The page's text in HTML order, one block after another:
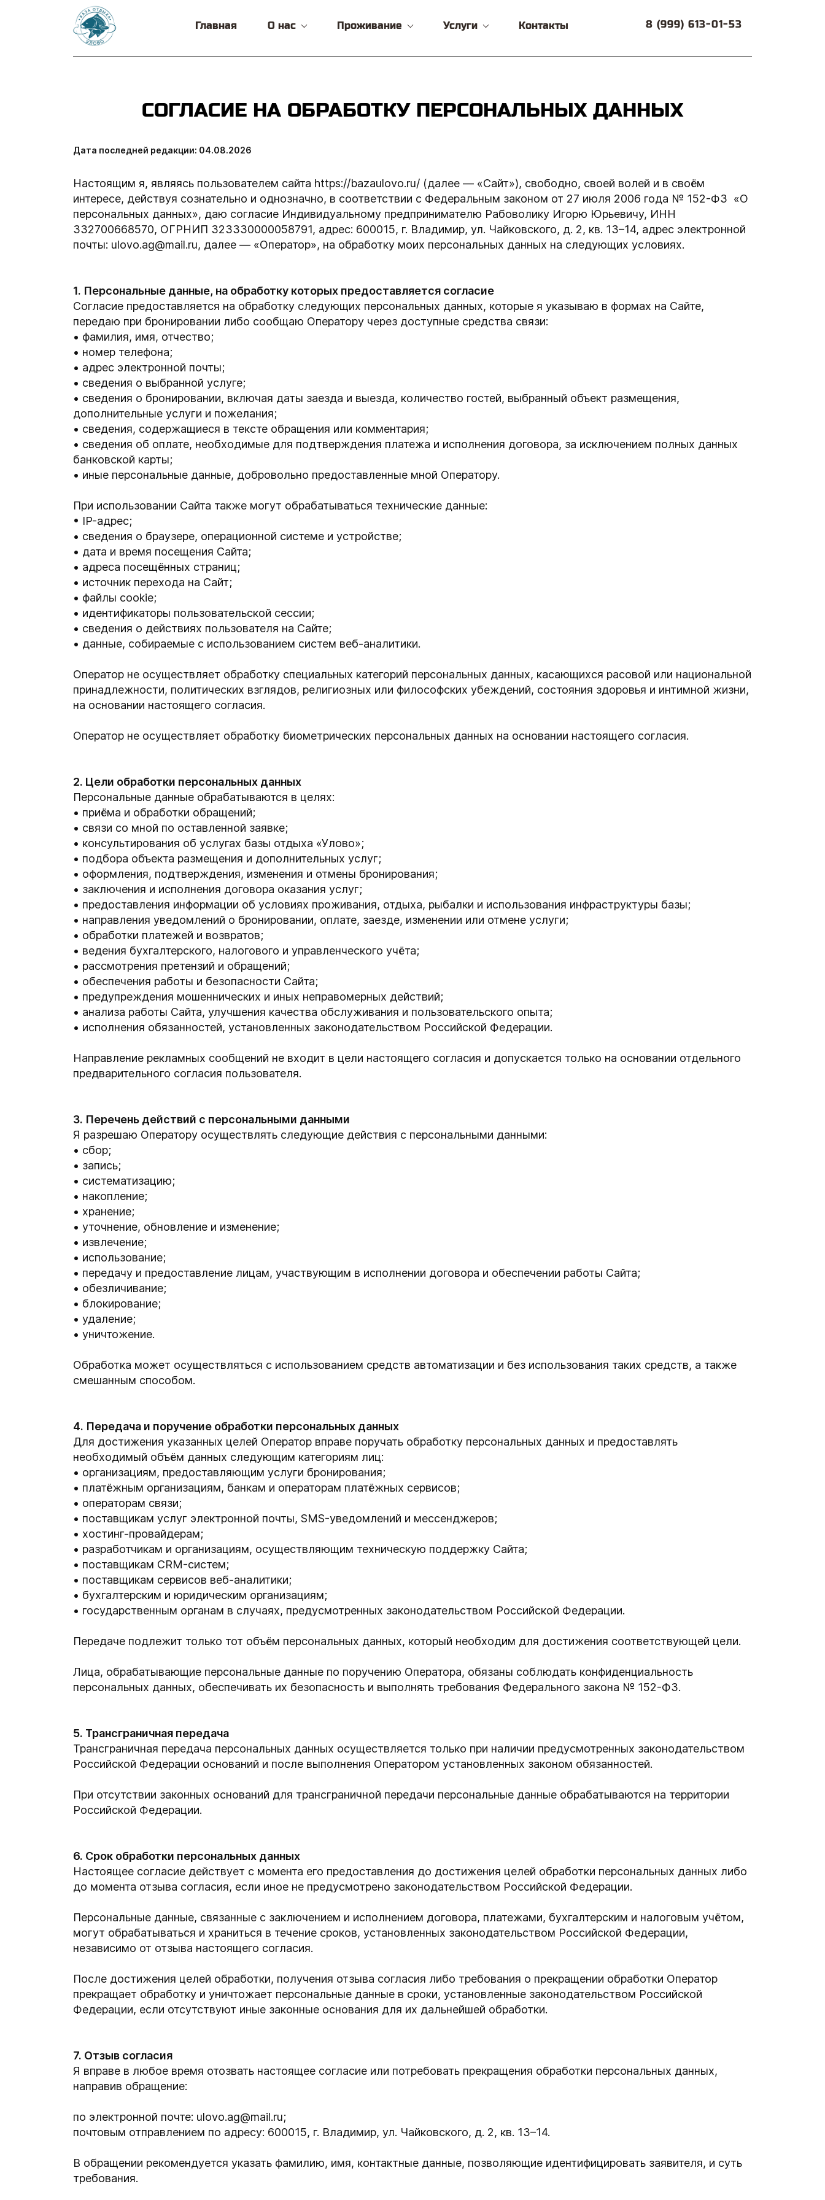
Главная О нас Проживание Услуги Контакты 8 (999) 613-01-53
СОГЛАСИЕ НА ОБРАБОТКУ ПЕРСОНАЛЬНЫХ ДАННЫХ
Дата последней редакции: 04.08.2026
Настоящим я, являясь пользователем сайта https://bazaulovo.ru/ (далее — «Сайт»), свободно, своей волей и в своём
интересе, действуя сознательно и однозначно, в соответствии с Федеральным законом от 27 июля 2006 года № 152-ФЗ «О
персональных данных», даю согласие Индивидуальному предпринимателю Рабоволику Игорю Юрьевичу, ИНН
332700668570, ОГРНИП 323330000058791, адрес: 600015, г. Владимир, ул. Чайковского, д. 2, кв. 13–14, адрес электронной
почты: ulovo.ag@mail.ru, далее — «Оператор», на обработку моих персональных данных на следующих условиях.
1. Персональные данные, на обработку которых предоставляется согласие
Согласие предоставляется на обработку следующих персональных данных, которые я указываю в формах на Сайте,
передаю при бронировании либо сообщаю Оператору через доступные средства связи:
фамилия, имя, отчество;
номер телефона;
адрес электронной почты;
сведения о выбранной услуге;
сведения о бронировании, включая даты заезда и выезда, количество гостей, выбранный объект размещения,
дополнительные услуги и пожелания;
сведения, содержащиеся в тексте обращения или комментария;
сведения об оплате, необходимые для подтверждения платежа и исполнения договора, за исключением полных данных
банковской карты;
иные персональные данные, добровольно предоставленные мной Оператору.
При использовании Сайта также могут обрабатываться технические данные:
IP-адрес;
сведения о браузере, операционной системе и устройстве;
дата и время посещения Сайта;
адреса посещённых страниц;
источник перехода на Сайт;
файлы cookie;
идентификаторы пользовательской сессии;
сведения о действиях пользователя на Сайте;
данные, собираемые с использованием систем веб-аналитики.
Оператор не осуществляет обработку специальных категорий персональных данных, касающихся расовой или национальной
принадлежности, политических взглядов, религиозных или философских убеждений, состояния здоровья и интимной жизни,
на основании настоящего согласия.
Оператор не осуществляет обработку биометрических персональных данных на основании настоящего согласия.
2. Цели обработки персональных данных
Персональные данные обрабатываются в целях:
приёма и обработки обращений;
связи со мной по оставленной заявке;
консультирования об услугах базы отдыха «Улово»;
подбора объекта размещения и дополнительных услуг;
оформления, подтверждения, изменения и отмены бронирования;
заключения и исполнения договора оказания услуг;
предоставления информации об условиях проживания, отдыха, рыбалки и использования инфраструктуры базы;
направления уведомлений о бронировании, оплате, заезде, изменении или отмене услуги;
обработки платежей и возвратов;
ведения бухгалтерского, налогового и управленческого учёта;
рассмотрения претензий и обращений;
обеспечения работы и безопасности Сайта;
предупреждения мошеннических и иных неправомерных действий;
анализа работы Сайта, улучшения качества обслуживания и пользовательского опыта;
исполнения обязанностей, установленных законодательством Российской Федерации.
Направление рекламных сообщений не входит в цели настоящего согласия и допускается только на основании отдельного
предварительного согласия пользователя.
3. Перечень действий с персональными данными
Я разрешаю Оператору осуществлять следующие действия с персональными данными:
сбор;
запись;
систематизацию;
накопление;
хранение;
уточнение, обновление и изменение;
извлечение;
использование;
передачу и предоставление лицам, участвующим в исполнении договора и обеспечении работы Сайта;
обезличивание;
блокирование;
удаление;
уничтожение.
Обработка может осуществляться с использованием средств автоматизации и без использования таких средств, а также
смешанным способом.
4. Передача и поручение обработки персональных данных
Для достижения указанных целей Оператор вправе поручать обработку персональных данных и предоставлять
необходимый объём данных следующим категориям лиц:
организациям, предоставляющим услуги бронирования;
платёжным организациям, банкам и операторам платёжных сервисов;
операторам связи;
поставщикам услуг электронной почты, SMS-уведомлений и мессенджеров;
хостинг-провайдерам;
разработчикам и организациям, осуществляющим техническую поддержку Сайта;
поставщикам CRM-систем;
поставщикам сервисов веб-аналитики;
бухгалтерским и юридическим организациям;
государственным органам в случаях, предусмотренных законодательством Российской Федерации.
Передаче подлежит только тот объём персональных данных, который необходим для достижения соответствующей цели.
Лица, обрабатывающие персональные данные по поручению Оператора, обязаны соблюдать конфиденциальность
персональных данных, обеспечивать их безопасность и выполнять требования Федерального закона № 152-ФЗ.
5. Трансграничная передача
Трансграничная передача персональных данных осуществляется только при наличии предусмотренных законодательством
Российской Федерации оснований и после выполнения Оператором установленных законом обязанностей.
При отсутствии законных оснований для трансграничной передачи персональные данные обрабатываются на территории
Российской Федерации.
6. Срок обработки персональных данных
Настоящее согласие действует с момента его предоставления до достижения целей обработки персональных данных либо
до момента отзыва согласия, если иное не предусмотрено законодательством Российской Федерации.
Персональные данные, связанные с заключением и исполнением договора, платежами, бухгалтерским и налоговым учётом,
могут обрабатываться и храниться в течение сроков, установленных законодательством Российской Федерации,
независимо от отзыва настоящего согласия.
После достижения целей обработки, получения отзыва согласия либо требования о прекращении обработки Оператор
прекращает обработку и уничтожает персональные данные в сроки, установленные законодательством Российской
Федерации, если отсутствуют иные законные основания для их дальнейшей обработки.
7. Отзыв согласия
Я вправе в любое время отозвать настоящее согласие или потребовать прекращения обработки персональных данных,
направив обращение:
по электронной почте: ulovo.ag@mail.ru;
почтовым отправлением по адресу: 600015, г. Владимир, ул. Чайковского, д. 2, кв. 13–14.
В обращении рекомендуется указать фамилию, имя, контактные данные, позволяющие идентифицировать заявителя, и суть
требования.